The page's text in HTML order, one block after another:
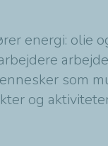
energi: olie
som
og